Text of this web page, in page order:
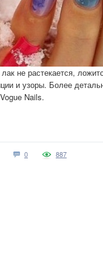
не растекается,
и узоры. Более
Nails.
0 887